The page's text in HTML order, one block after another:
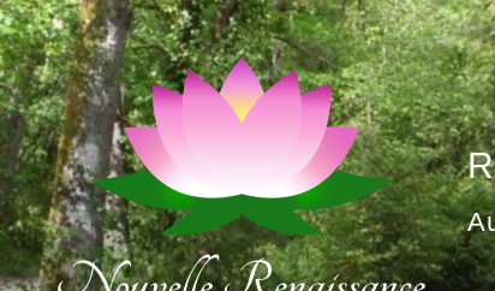
Aller
au
contenu
principal